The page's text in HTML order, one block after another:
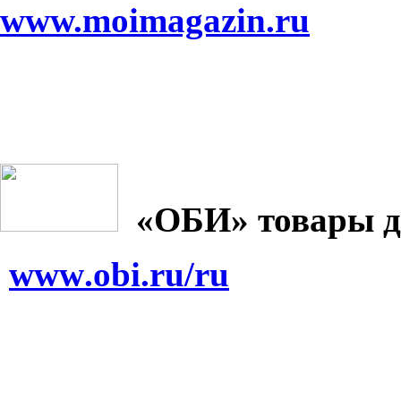
www.moimagazin.ru
«ОБИ» товары
www.obi.ru/ru